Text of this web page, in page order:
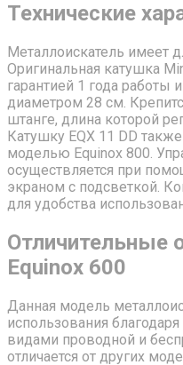
Технические
Металлоискатель имеет
Оригинальная катушка
гарантией 1 года
диаметром 28 см.
штанге, длина которой
Катушку EQX 11 DD
моделью Equinox 800.
осуществляется при
экраном с подсветкой.
для удобства
Отличительные
Equinox 600
Данная модель
использования
видами проводной и
отличается от других